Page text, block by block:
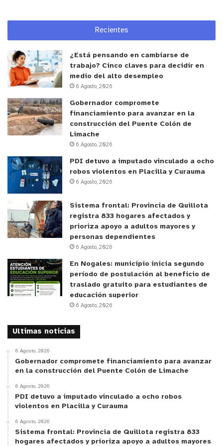
Escuchar y fortalecer
Tanto el alcalde Óscar Calderón como el director
de Educación prestaron atención a las propuestas
e inquietudes de los dirigentes estudiantiles, con
el propósito de canalizar aquellas que son
posibles de materializar, así como difundir otras
que ya estén disponibles a nivel comunal, pero que
no sean conocidas por los estudiantes que las
Así, el director Luis Salinas explicó que “de todo lo
que se ha dicho acá, nuestro alcalde tomó nota,
porque hay cosas que, como yo mencionaba, que
son propias de la gestión municipal y hay otras
cosas que tienen alcance de políticas públicas a
nivel país. Sin embargo, ser facilitador y el
escuchar el doble de lo que hablamos, es una
buena práctica”.
El alcalde Óscar Calderón, en tanto, valoró la
motivación de los dirigentes estudiantiles y
propiciando el encuentro y la colaboración entre
Según dijo, “acá estamos para trabajar en
conjunto, para que nos consideren, pero también
estamos para que podamos construir con mucha
fuerza. Eso es valiosísimo, porque esta es la
verdadera juventud y esto ha sido siempre.
‘Juventud, divino tesoro’, ahí está la energía, ahí
está la fuerza. Eso nos han enseñado hoy día, con
Recientes
¿Está pensando en cambiarse de
trabajo? Cinco claves para decidir en
medio del alto desempleo
6 Agosto, 2026
Gobernador compromete
financiamiento para avanzar en la
construcción del Puente Colón de
Limache
6 Agosto, 2026
PDI detuvo a imputado vinculado a ocho
robos violentos en Placilla y Curauma
6 Agosto, 2026
Sistema frontal: Provincia de Quillota
registra 833 hogares afectados y
prioriza apoyo a adultos mayores y
personas dependientes
6 Agosto, 2026
En Nogales: municipio inicia segundo
período de postulación al beneficio de
traslado gratuito para estudiantes de
educación superior
6 Agosto, 2026
Ultimas noticias
6 Agosto, 2026
Gobernador compromete financiamiento para avanzar
en la construcción del Puente Colón de Limache
6 Agosto, 2026
PDI detuvo a imputado vinculado a ocho robos
violentos en Placilla y Curauma
6 Agosto, 2026
Sistema frontal: Provincia de Quillota registra 833
hogares afectados y prioriza apoyo a adultos mayores